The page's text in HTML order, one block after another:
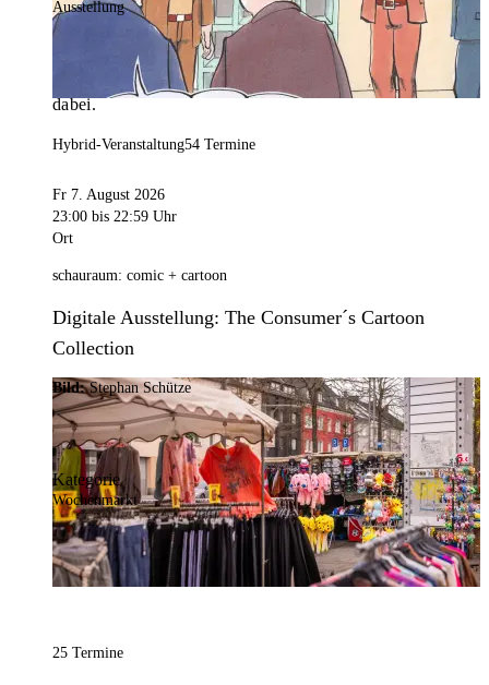
Mit weit über 4.000 Terminen ist der
Veranstaltungskalender der Stadt Dortmund der
umfangreichste der Region. Hier ist für alle was
dabei.
Ausstellung
Hybrid-Veranstaltung54 Termine
Fr 7. August 2026
23:00 bis 22:59 Uhr
Ort
schauraum: comic + cartoon
Digitale Ausstellung: The Consumer´s Cartoon
Collection
Bild:Stephan Schütze
Kategorie
Wochenmarkt
25 Termine